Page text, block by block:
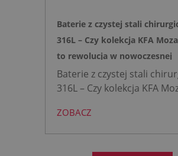
Baterie z czystej stali
316L – Czy kolekcja KFA
to rewolucja w nowoczesnej
łazience?
Baterie z czystej stali
316L – Czy kolekcja KFA
łazience?
projektowanie łazienek
ZOBACZ